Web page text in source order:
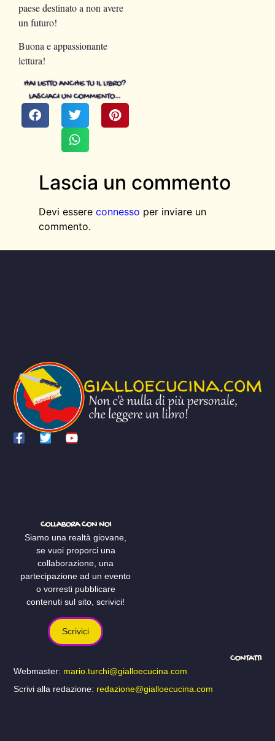
HAI LETTO ANCHE TU IL LIBRO?
LASCIACI UN COMMENTO…
paese destinato a non avere
un futuro!
Buona e appassionante
lettura!
Lascia un commento
Devi essere connesso per inviare un
commento.
COLLABORA CON NOI
Siamo una realtà giovane,
se vuoi proporci una
collaborazione, una
partecipazione ad un evento
o vorresti pubblicare
contenuti sul sito, scrivici!
Scrivici
CONTATTI
Webmaster: mario.turchi@gialloecucina.com
Scrivi alla redazione: redazione@gialloecucina.com